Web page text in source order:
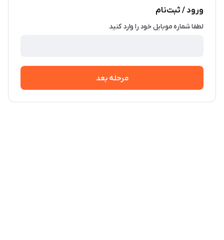
ورود / ثبت‌نام
لطفا شماره موبایل خود را وارد کنید
مرحله بعد